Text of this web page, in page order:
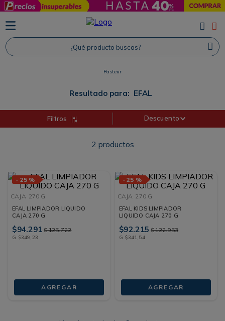
¿Qué producto buscas?
Pasteur
Resultado para: EFAL
Filtros Descuento
2 productos
- 25 %
CAJA 270 G
EFAL LIMPIADOR LIQUIDO
CAJA 270 G
$94.291 $125.722
G $349 23
AGREGAR
- 25 %
CAJA 270 G
EFAL KIDS LIMPIADOR
LIQUIDO CAJA 270 G
$92.215 $122.953
G $341 54
AGREGAR
TÉRMINOS MÁS BUSCADOS
1. Protector Solar
2. Proteina